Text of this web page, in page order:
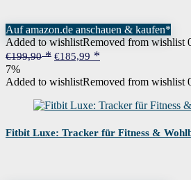
Auf amazon.de anschauen & kaufen*
Added to wishlistRemoved from wishlist
€199,90
Ursprünglicher
war:
€199,90
€185,99
€185,99.
7%
Added to wishlistRemoved from wishlist
Fitbit Luxe: Tracker für Fitness &